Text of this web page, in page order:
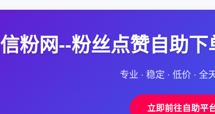
信粉网--粉丝点赞自助下
专业 · 稳定 · 低价 · 全
立即前往自助平